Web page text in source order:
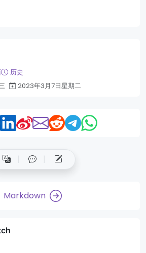
历史
2023年3月7日星期二
Markdown